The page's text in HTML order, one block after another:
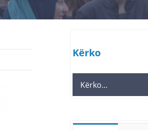
Kërko
Search
for: